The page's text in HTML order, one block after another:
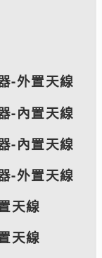
-外置天線
-內置天線
-內置天線
-外置天線
天線
天線